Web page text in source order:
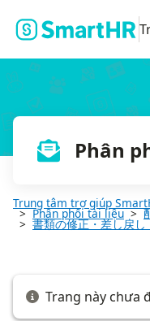
Phân
Trung tâm trợ giúp
Phân phối tài liệu
書類の修正・差し戻
Trang này chưa